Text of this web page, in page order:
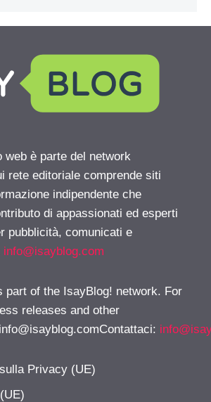
web è parte del network
rete editoriale comprende siti
indipendente che
di appassionati ed esperti
pubblicità, comunicati e
info@isayblog.com
part of the IsayBlog! network. For
releases and other
info@isayblog.comContattaci:
Privacy (UE)